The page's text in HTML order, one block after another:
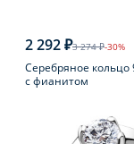
2 292 ₽3 274 ₽-30%
Серебряное кольцо
с фианитом